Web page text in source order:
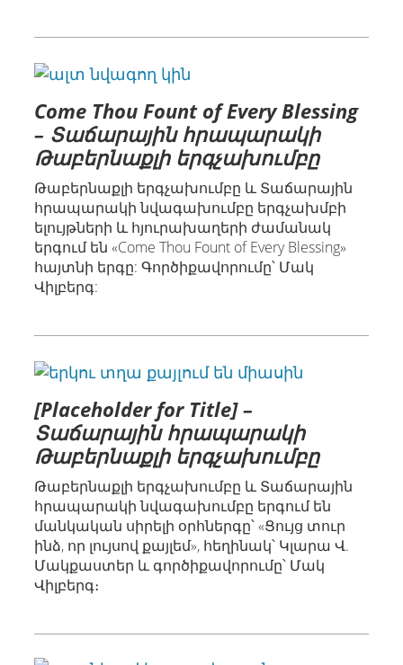
Come Thou Fount of Every Blessing
– Տաճարային հրապարակի
Թաբերնաքլի երգչախումբը
Թաբերնաքլի երգչախումբը և Տաճարային
հրապարակի նվագախումբը երգչախմբի
ելույթների և հյուրախաղերի ժամանակ
երգում են «Come Thou Fount of Every Blessing»
հայտնի երգը: Գործիքավորումը՝ Մակ
Վիլբերգ:
[Placeholder for Title] –
Տաճարային հրապարակի
Թաբերնաքլի երգչախումբը
Թաբերնաքլի երգչախումբը և Տաճարային
հրապարակի նվագախումբը երգում են
մանկական սիրելի օրհներգը՝ «Ցույց տուր
ինձ, որ լույսով քայլեմ», հեղինակ՝ Կլարա Վ.
Մակքաստեր և գործիքավորումը՝ Մակ
Վիլբերգ։